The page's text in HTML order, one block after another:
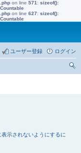
on line 571 : sizeof():
on line 627: sizeof():
ログイン
ユーザー登録
示されないようにするに